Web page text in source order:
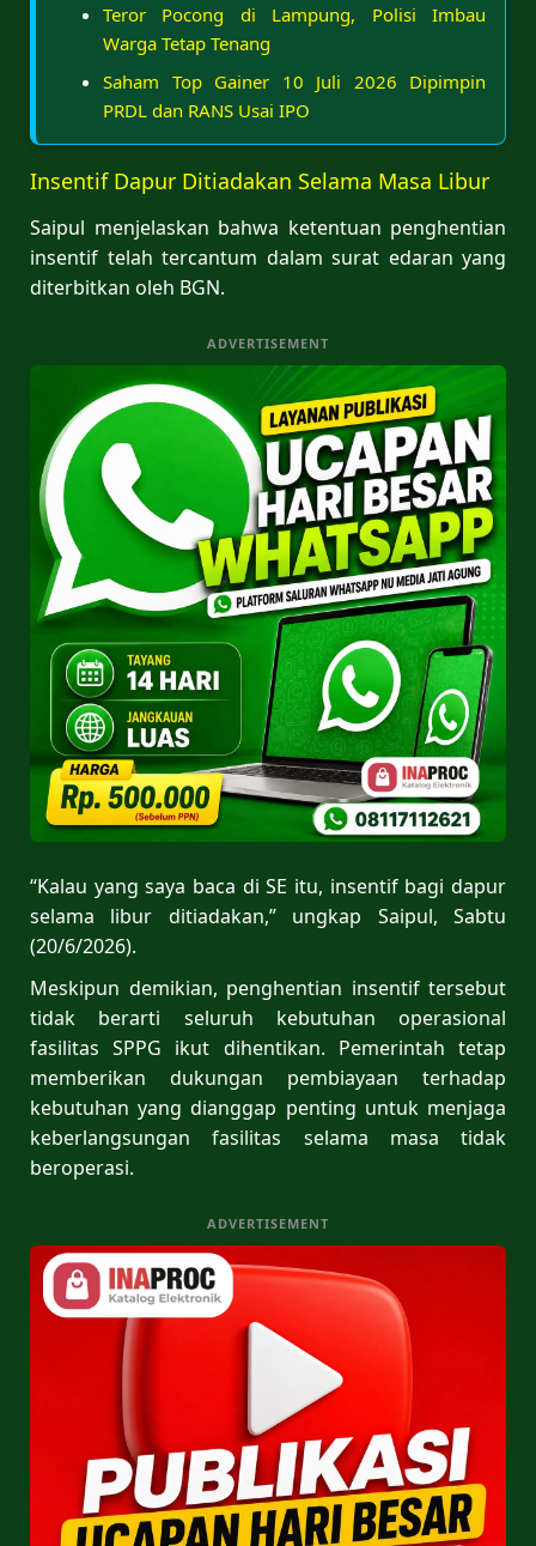
Teror Pocong di Lampung, Polisi Imbau
Warga Tetap Tenang
Saham Top Gainer 10 Juli 2026 Dipimpin
PRDL dan RANS Usai IPO
Insentif Dapur Ditiadakan Selama Masa Libur
Saipul menjelaskan bahwa ketentuan penghentian
insentif telah tercantum dalam surat edaran yang
diterbitkan oleh BGN.
ADVERTISEMENT
“Kalau yang saya baca di SE itu, insentif bagi dapur
selama libur ditiadakan,” ungkap Saipul, Sabtu
(20/6/2026).
Meskipun demikian, penghentian insentif tersebut
tidak berarti seluruh kebutuhan operasional
fasilitas SPPG ikut dihentikan. Pemerintah tetap
memberikan dukungan pembiayaan terhadap
kebutuhan yang dianggap penting untuk menjaga
keberlangsungan fasilitas selama masa tidak
beroperasi.
ADVERTISEMENT